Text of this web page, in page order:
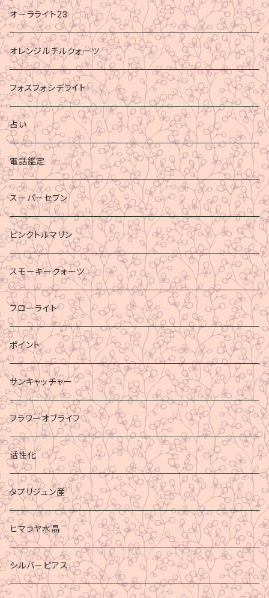
オーラライト23
オレンジルチルクォーツ
フォスフォシデライト
占い
電話鑑定
スーパーセブン
ピンクトルマリン
スモーキークォーツ
フローライト
ポイント
サンキャッチャー
フラワーオブライフ
活性化
タプリジュン産
ヒマラヤ水晶
シルバーピアス